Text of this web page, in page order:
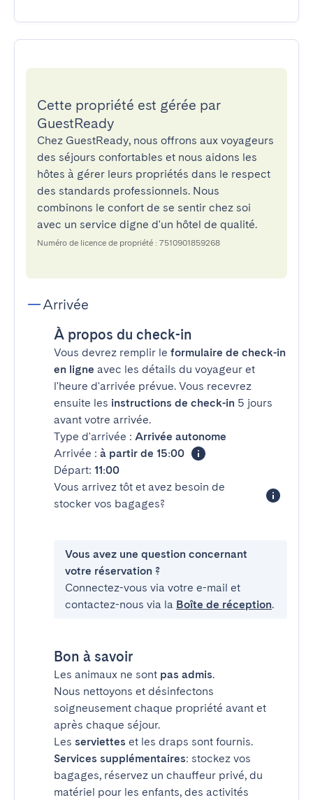
Cette propriété est gérée par
GuestReady
Chez GuestReady, nous offrons aux voyageurs
des séjours confortables et nous aidons les
hôtes à gérer leurs propriétés dans le respect
des standards professionnels. Nous
combinons le confort de se sentir chez soi
avec un service digne d'un hôtel de qualité.
Numéro de licence de propriété : 7510901859268
Arrivée
À propos du check-in
Vous devrez remplir le formulaire de check-in
en ligne avec les détails du voyageur et
l'heure d'arrivée prévue. Vous recevrez
ensuite les instructions de check-in 5 jours
avant votre arrivée.
Type d'arrivée : Arrivée autonome
Arrivée : à partir de 15:00
Départ: 11:00
Vous arrivez tôt et avez besoin de
stocker vos bagages?
Vous avez une question concernant
votre réservation ?
Connectez-vous via votre e-mail et
contactez-nous via la Boîte de réception.
Bon à savoir
Les animaux ne sont pas admis.
Nous nettoyons et désinfectons
soigneusement chaque propriété avant et
après chaque séjour.
Les serviettes et les draps sont fournis.
Services supplémentaires: stockez vos
bagages, réservez un chauffeur privé, du
matériel pour les enfants, des activités